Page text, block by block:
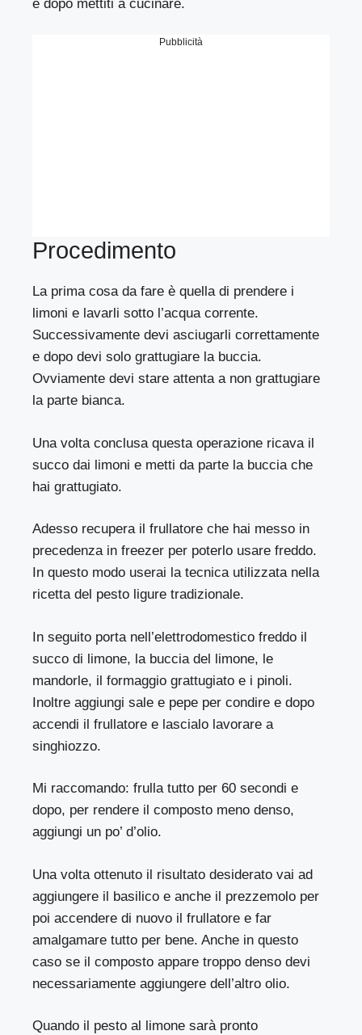
e dopo mettiti a cucinare.
Pubblicità
Procedimento
La prima cosa da fare è quella di prendere i
limoni e lavarli sotto l’acqua corrente.
Successivamente devi asciugarli correttamente
e dopo devi solo grattugiare la buccia.
Ovviamente devi stare attenta a non grattugiare
la parte bianca.
Una volta conclusa questa operazione ricava il
succo dai limoni e metti da parte la buccia che
hai grattugiato.
Adesso recupera il frullatore che hai messo in
precedenza in freezer per poterlo usare freddo.
In questo modo userai la tecnica utilizzata nella
ricetta del pesto ligure tradizionale.
In seguito porta nell’elettrodomestico freddo il
succo di limone, la buccia del limone, le
mandorle, il formaggio grattugiato e i pinoli.
Inoltre aggiungi sale e pepe per condire e dopo
accendi il frullatore e lascialo lavorare a
singhiozzo.
Mi raccomando: frulla tutto per 60 secondi e
dopo, per rendere il composto meno denso,
aggiungi un po’ d’olio.
Una volta ottenuto il risultato desiderato vai ad
aggiungere il basilico e anche il prezzemolo per
poi accendere di nuovo il frullatore e far
amalgamare tutto per bene. Anche in questo
caso se il composto appare troppo denso devi
necessariamente aggiungere dell’altro olio.
Quando il pesto al limone sarà pronto